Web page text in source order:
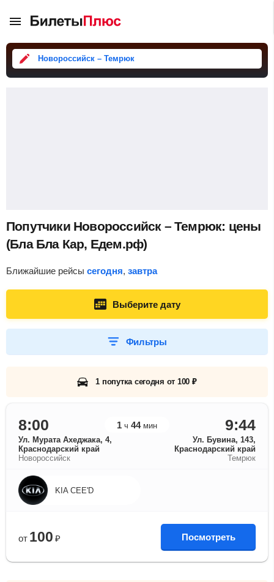
Новороссийск – Темрюк
Попутчики Новороссийск – Темрюк: цены
(Бла Бла Кар, Едем.рф)
Ближайшие рейсы сегодня, завтра
Выберите дату
Фильтры
1 попутка сегодня от 100 ₽
8:00 1 ч 44 мин 9:44
Ул. Мурата Ахеджака, 4,
Краснодарский край
Ул. Бувина, 143,
Краснодарский край
Новороссийск
Темрюк
KIA CEE'D
от 100 ₽ Посмотреть